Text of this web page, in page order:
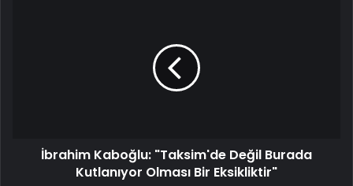
İbrahim Kaboğlu: "Taksim'de Değil Burada
Kutlanıyor Olması Bir Eksikliktir"